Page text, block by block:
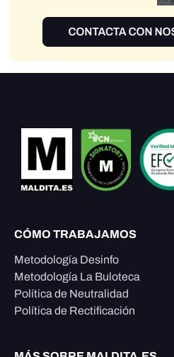
CÓMO TRABAJAMOS
Metodología Desinfo
Metodología La Buloteca
Política de Neutralidad
Política de Rectificación